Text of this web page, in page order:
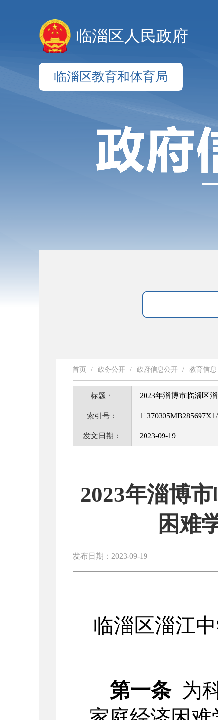
临淄区人民政府
临淄区教育和体育局
首页 / 政务公开 / 政府信息公开 / 教育信息
标题： 2023年淄博市临淄区
索引号：
发文日期： 2023-09-19
2023年淄博
困难
发布日期：2023-09-19
临淄区淄江
第一条 为